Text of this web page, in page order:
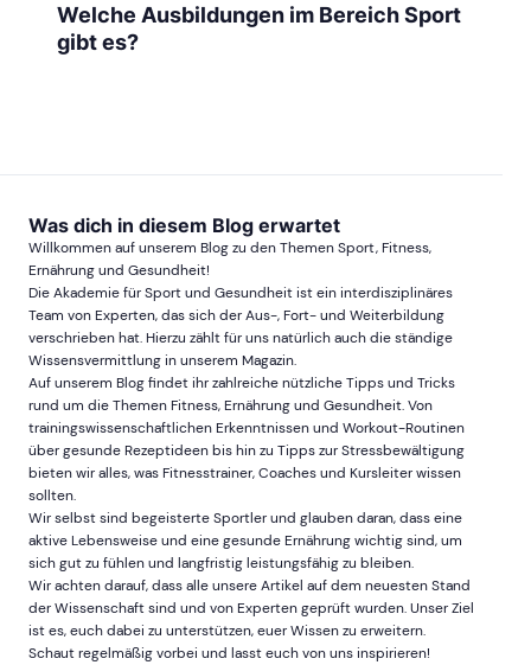
Welche Ausbildungen im Bereich Sport
gibt es?
Was dich in diesem Blog erwartet
Willkommen auf unserem Blog zu den Themen Sport, Fitness,
Ernährung und Gesundheit!
Die Akademie für Sport und Gesundheit ist ein interdisziplinäres
Team von Experten, das sich der Aus-, Fort- und Weiterbildung
verschrieben hat. Hierzu zählt für uns natürlich auch die ständige
Wissensvermittlung in unserem Magazin.
Auf unserem Blog findet ihr zahlreiche nützliche Tipps und Tricks
rund um die Themen Fitness, Ernährung und Gesundheit. Von
trainingswissenschaftlichen Erkenntnissen und Workout-Routinen
über gesunde Rezeptideen bis hin zu Tipps zur Stressbewältigung
bieten wir alles, was Fitnesstrainer, Coaches und Kursleiter wissen
sollten.
Wir selbst sind begeisterte Sportler und glauben daran, dass eine
aktive Lebensweise und eine gesunde Ernährung wichtig sind, um
sich gut zu fühlen und langfristig leistungsfähig zu bleiben.
Wir achten darauf, dass alle unsere Artikel auf dem neuesten Stand
der Wissenschaft sind und von Experten geprüft wurden. Unser Ziel
ist es, euch dabei zu unterstützen, euer Wissen zu erweitern.
Schaut regelmäßig vorbei und lasst euch von uns inspirieren!